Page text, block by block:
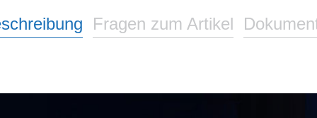
Fragen zum Artikel